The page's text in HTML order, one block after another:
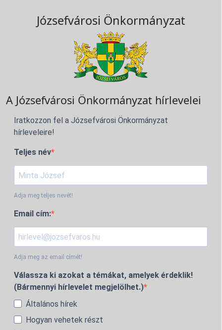
Józsefvárosi Önkormányzat
A Józsefvárosi Önkormányzat hírlevelei
Iratkozzon fel a Józsefvárosi Önkormányzat
hírleveleire!
Teljes név
Adja meg teljes nevét!
Email cím:
Adja meg az email címét!
Válassza ki azokat a témákat, amelyek érdeklik!
(Bármennyi hírlevelet megjelölhet.)
Általános hírek
Hogyan vehetek részt